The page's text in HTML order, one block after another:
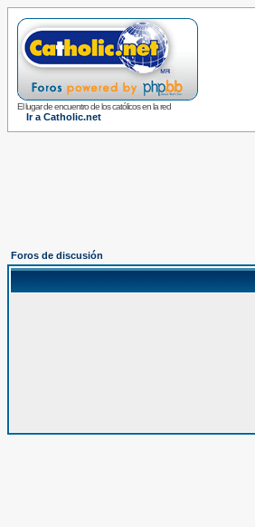
El lugar de encuentro de los católicos en la red
Ir a Catholic.net
Foros de discusión